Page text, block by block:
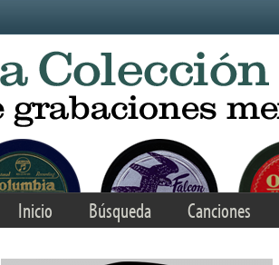
Inicio Búsqueda Canciones